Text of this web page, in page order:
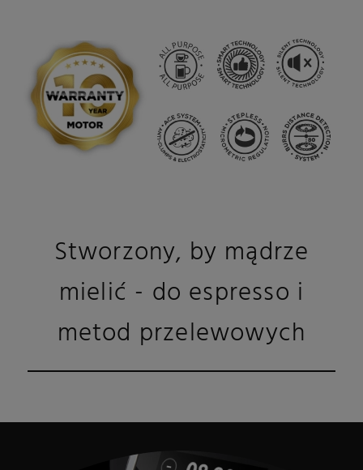
Stworzony, by mądrze
mielić - do espresso i
metod przelewowych